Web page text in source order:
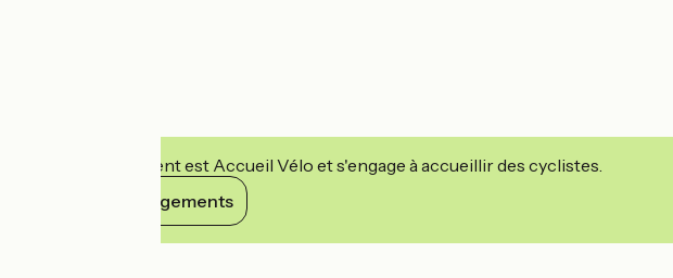
Cet établissement est Accueil Vélo et s'engage à accueillir des cyclistes.
Voir ses engagements